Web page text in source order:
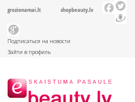
grozionamai.lt shopbeauty.lv
Подписаться на новости
Зайти в профиль